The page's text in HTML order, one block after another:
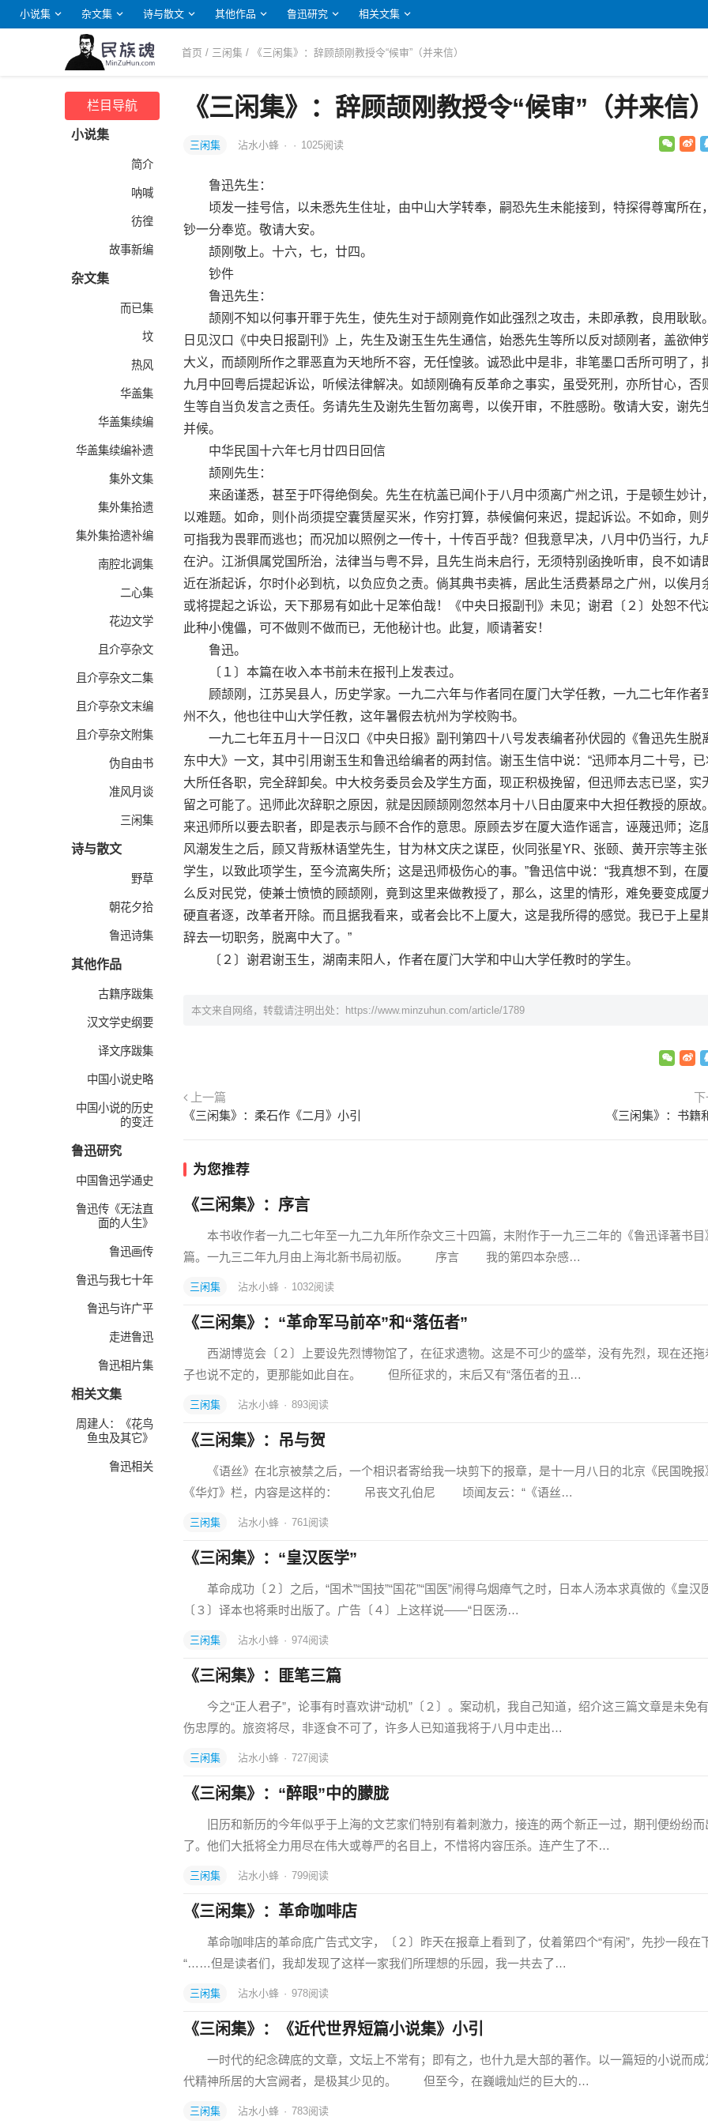
小说集 杂文集 诗与散文 其他作品 鲁迅研究 相关文集
首页 / 三闲集 / 《三闲集》：辞顾颉刚教授令“候审”（并来信）
栏目导航
小说集
简介
呐喊
彷徨
故事新编
杂文集
而已集
坟
热风
华盖集
华盖集续编
华盖集续编补遗
集外文集
集外集拾遗
集外集拾遗补编
南腔北调集
二心集
花边文学
且介亭杂文
且介亭杂文二集
且介亭杂文末编
且介亭杂文附集
伪自由书
准风月谈
三闲集
诗与散文
野草
朝花夕拾
鲁迅诗集
其他作品
古籍序跋集
汉文学史纲要
译文序跋集
中国小说史略
中国小说的历史
的变迁
鲁迅研究
中国鲁迅学通史
鲁迅传《无法直
面的人生》
鲁迅画传
鲁迅与我七十年
鲁迅与许广平
走进鲁迅
鲁迅相片集
相关文集
周建人：《花鸟
鱼虫及其它》
鲁迅相关
《三闲集》：辞顾颉刚教授令“候审”（并来信）
三闲集 沾水小蜂 · · 1025阅读
鲁迅先生：
顷发一挂号信，以未悉先生住址，由中山大学转奉，嗣恐先生未能接到，特探得尊寓所在
钞一分奉览。敬请大安。
颉刚敬上。十六，七，廿四。
钞件
鲁迅先生：
颉刚不知以何事开罪于先生，使先生对于颉刚竟作如此强烈之攻击，未即承教，良用耿耿
日见汉口《中央日报副刊》上，先生及谢玉生先生通信，始悉先生等所以反对颉刚者，盖欲伸
大义，而颉刚所作之罪恶直为天地所不容，无任惶骇。诚恐此中是非，非笔墨口舌所可明了，
九月中回粤后提起诉讼，听候法律解决。如颉刚确有反革命之事实，虽受死刑，亦所甘心，否
生等自当负发言之责任。务请先生及谢先生暂勿离粤，以俟开审，不胜感盼。敬请大安，谢先
并候。
中华民国十六年七月廿四日回信
颉刚先生：
来函谨悉，甚至于吓得绝倒矣。先生在杭盖已闻仆于八月中须离广州之讯，于是顿生妙计
以难题。如命，则仆尚须提空囊赁屋买米，作穷打算，恭候偏何来迟，提起诉讼。不如命，则
可指我为畏罪而逃也；而况加以照例之一传十，十传百乎哉？但我意早决，八月中仍当行，九
在沪。江浙俱属党国所治，法律当与粤不异，且先生尚未启行，无须特别函挽听审，良不如请
近在浙起诉，尔时仆必到杭，以负应负之责。倘其典书卖裤，居此生活费綦昂之广州，以俟月
或将提起之诉讼，天下那易有如此十足笨伯哉！《中央日报副刊》未见；谢君〔２〕处恕不代
此种小傀儡，可不做则不做而已，无他秘计也。此复，顺请著安！
鲁迅。
〔１〕本篇在收入本书前未在报刊上发表过。
顾颉刚，江苏吴县人，历史学家。一九二六年与作者同在厦门大学任教，一九二七年作者
州不久，他也往中山大学任教，这年暑假去杭州为学校购书。
一九二七年五月十一日汉口《中央日报》副刊第四十八号发表编者孙伏园的《鲁迅先生脱
东中大》一文，其中引用谢玉生和鲁迅给编者的两封信。谢玉生信中说：“迅师本月二十号，已
大所任各职，完全辞卸矣。中大校务委员会及学生方面，现正积极挽留，但迅师去志已坚，实
留之可能了。迅师此次辞职之原因，就是因顾颉刚忽然本月十八日由厦来中大担任教授的原故
来迅师所以要去职者，即是表示与顾不合作的意思。原顾去岁在厦大造作谣言，诬蔑迅师；迄
风潮发生之后，顾又背叛林语堂先生，甘为林文庆之谋臣，伙同张星YR、张颐、黄开宗等主
学生，以致此项学生，至今流离失所；这是迅师极伤心的事。”鲁迅信中说：“我真想不到，在
么反对民党，使兼士愤愤的顾颉刚，竟到这里来做教授了，那么，这里的情形，难免要变成厦
硬直者逐，改革者开除。而且据我看来，或者会比不上厦大，这是我所得的感觉。我已于上星
辞去一切职务，脱离中大了。”
〔２〕谢君谢玉生，湖南耒阳人，作者在厦门大学和中山大学任教时的学生。
本文来自网络，转载请注明出处： https://www.minzuhun.com/article/1789
上一篇
《三闲集》：柔石作《二月》小引
《三闲集》：书籍
为您推荐
《三闲集》：序言
本书收作者一九二七年至一九二九年所作杂文三十四篇，末附作于一九三二年的《鲁迅译著书目
篇。一九三二年九月由上海北新书局初版。 序言 我的第四本杂感…
三闲集 沾水小蜂 · 1032阅读
《三闲集》：“革命军马前卒”和“落伍者”
西湖博览会〔２〕上要设先烈博物馆了，在征求遗物。这是不可少的盛举，没有先烈，现在还拖
子也说不定的，更那能如此自在。 但所征求的，末后又有“落伍者的丑…
三闲集 沾水小蜂 · 893阅读
《三闲集》：吊与贺
《语丝》在北京被禁之后，一个相识者寄给我一块剪下的报章，是十一月八日的北京《民国晚报
《华灯》栏，内容是这样的： 吊丧文孔伯尼 顷闻友云：“《语丝…
三闲集 沾水小蜂 · 761阅读
《三闲集》：“皇汉医学”
革命成功〔２〕之后，“国术”“国技”“国花”“国医”闹得乌烟瘴气之时，日本人汤本求真做的《皇汉
〔３〕译本也将乘时出版了。广告〔４〕上这样说——“日医汤…
三闲集 沾水小蜂 · 974阅读
《三闲集》：匪笔三篇
今之“正人君子”，论事有时喜欢讲“动机”〔２〕。案动机，我自己知道，绍介这三篇文章是未免
伤忠厚的。旅资将尽，非逐食不可了，许多人已知道我将于八月中走出…
三闲集 沾水小蜂 · 727阅读
《三闲集》：“醉眼”中的朦胧
旧历和新历的今年似乎于上海的文艺家们特别有着刺激力，接连的两个新正一过，期刊便纷纷而
了。他们大抵将全力用尽在伟大或尊严的名目上，不惜将内容压杀。连产生了不…
三闲集 沾水小蜂 · 799阅读
《三闲集》：革命咖啡店
革命咖啡店的革命底广告式文字，〔２〕昨天在报章上看到了，仗着第四个“有闲”，先抄一段在
“……但是读者们，我却发现了这样一家我们所理想的乐园，我一共去了…
三闲集 沾水小蜂 · 978阅读
《三闲集》：《近代世界短篇小说集》小引
一时代的纪念碑底的文章，文坛上不常有；即有之，也什九是大部的著作。以一篇短的小说而成
代精神所居的大宫阙者，是极其少见的。 但至今，在巍峨灿烂的巨大的…
三闲集 沾水小蜂 · 783阅读